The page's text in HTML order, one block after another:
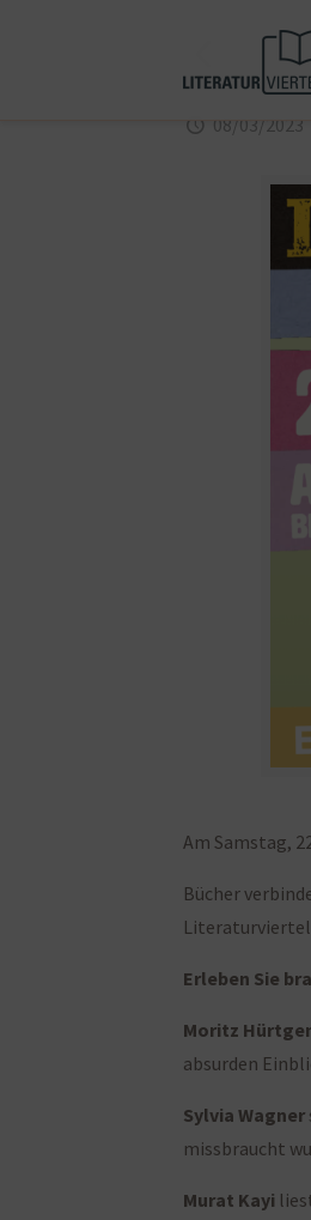
08/03/2023
Am Samstag,
Bücher
Erleben Sie
Moritz
absurden
Sylvia Wagner
missbraucht
Murat Kayi